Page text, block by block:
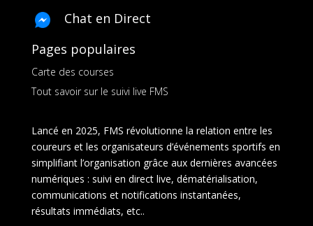
Chat en Direct
Pages populaires
Carte des courses
Tout savoir sur le suivi live FMS
Lancé en 2025, FMS révolutionne la relation entre les
coureurs et les organisateurs d’événements sportifs en
simplifiant l’organisation grâce aux dernières avancées
numériques : suivi en direct live, dématérialisation,
communications et notifications instantanées,
résultats immédiats, etc..